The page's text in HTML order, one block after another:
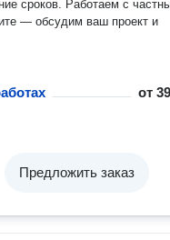
сроков. Работаем с
от
Предложить заказ